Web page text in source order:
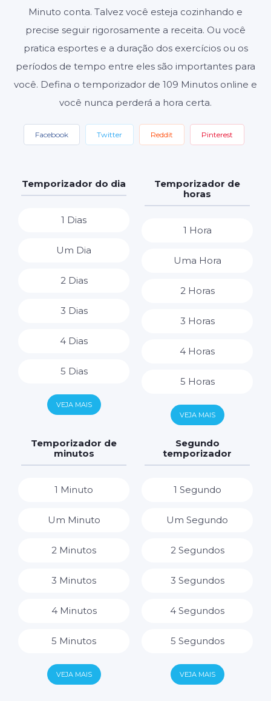
Minuto conta. Talvez você esteja cozinhando e
precise seguir rigorosamente a receita. Ou você
pratica esportes e a duração dos exercícios ou os
períodos de tempo entre eles são importantes para
você. Defina o temporizador de 109 Minutos online e
você nunca perderá a hora certa.
Facebook Twitter Reddit Pinterest
Temporizador do dia
1 Dias
Um Dia
2 Dias
3 Dias
4 Dias
5 Dias
6 Dias
VEJA MAIS
Temporizador de
horas
1 Hora
Uma Hora
2 Horas
3 Horas
4 Horas
5 Horas
6 Horas
7 Horas
15 Horas
VEJA MAIS
Temporizador de
minutos
1 Minuto
Um Minuto
2 Minutos
3 Minutos
4 Minutos
5 Minutos
6 Minutos
VEJA MAIS
Segundo
temporizador
1 Segundo
Um Segundo
2 Segundos
3 Segundos
4 Segundos
5 Segundos
6 Segundos
VEJA MAIS